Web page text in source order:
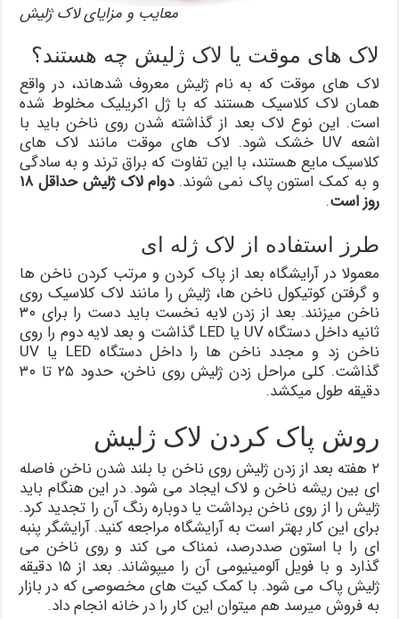
معایب و مزایای لاک ژلیش
لاک های موقت یا لاک ژليش چه هستند؟
لاک های موقت که به نام ژلیش معروف شدهاند، در واقع
همان لاک کلاسیک هستند که با ژل اکریلیک مخلوط شده
است. این نوع لاک بعد از گذاشته شدن روی ناخن باید با
اشعه UV خشک شود. لاک های موقت مانند لاک های
کلاسیک مایع هستند، با این تفاوت که براق ترند و به سادگی
و به کمک استون پاک نمی شوند.
دوام لاک ژلیش حداقل ۱۸
روز است.
طرز استفاده از لاک ژله ای
معمولا در آرایشگاه بعد از پاک کردن و مرتب کردن ناخن ها
و گرفتن کوتیکول ناخن ها، ژلیش را مانند لاک کلاسیک روی
ناخن میزنند. بعد از زدن لایه نخست باید دست را برای ۳۰
ثانیه داخل دستگاه UV یا LED گذاشت و بعد لایه دوم را روی
ناخن زد و مجدد ناخن ها را داخل دستگاه LED یا UV
گذاشت. کلی مراحل زدن ژلیش روی ناخن، حدود ۲۵ تا ۳۰
دقیقه طول میکشد.
روش پاک کردن لاک ژليش
۲ هفته بعد از زدن ژلیش روی ناخن با بلند شدن ناخن فاصله
ای بین ریشه ناخن و لاک ایجاد می شود. در این هنگام باید
ژلیش را از روی ناخن برداشت یا دوباره رنگ آن را تجدید کرد.
برای این کار بهتر است به آرایشگاه مراجعه کنید. آرایشگر پنبه
ای را با استون صددرصد، نمناک می کند و روی ناخن می
گذارد و با فویل آلومینیومی آن را میپوشاند. بعد از ۱۵ دقیقه
ژلیش پاک می شود. با کمک کیت های مخصوصی که در بازار
به فروش میرسد هم میتوان این کار را در خانه انجام داد.